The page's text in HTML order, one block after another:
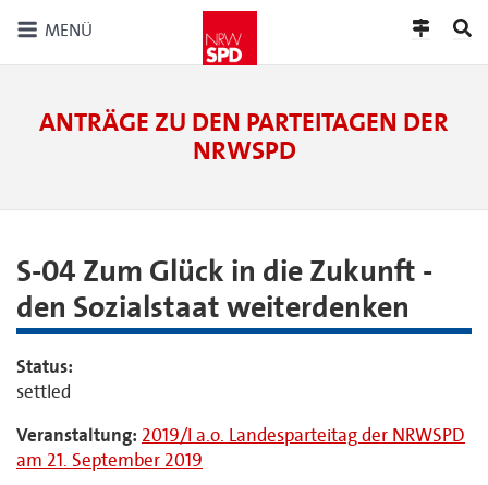
MENÜ
ANTRÄGE ZU DEN PARTEITAGEN DER
NRWSPD
S-04 Zum Glück in die Zukunft -
den Sozialstaat weiterdenken
Status:
settled
Veranstaltung: 2019/I a.o. Landesparteitag der NRWSPD
am 21. September 2019